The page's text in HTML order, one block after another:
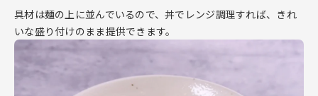
具材は麺の上に並んでいるので、丼でレンジ調理すれば、きれ
いな盛り付けのまま提供できます。